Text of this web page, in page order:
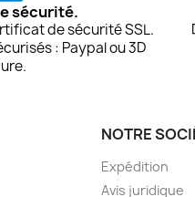
sécurité.
de sécurité SSL.
: Paypal ou 3D
NOTRE
Expédition
Avis juridique